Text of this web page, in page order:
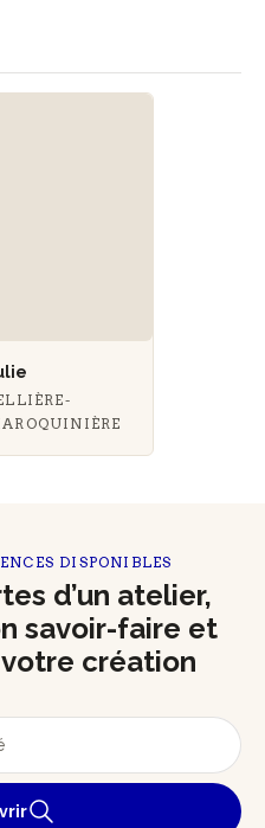
DISPONIBLES
d’un atelier,
savoir-faire et
création